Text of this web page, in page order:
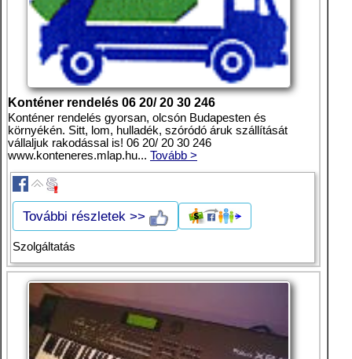
Konténer rendelés 06 20/ 20 30 246
Konténer rendelés gyorsan, olcsón Budapesten és
környékén. Sitt, lom, hulladék, szóródó áruk szállítását
vállaljuk rakodással is! 06 20/ 20 30 246
www.konteneres.mlap.hu... Tovább >
További részletek >>
Szolgáltatás